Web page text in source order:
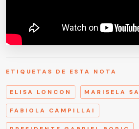
ETIQUETAS DE ESTA NOTA
ELISA LONCON MARISELA
FABIOLA CAMPILLAI